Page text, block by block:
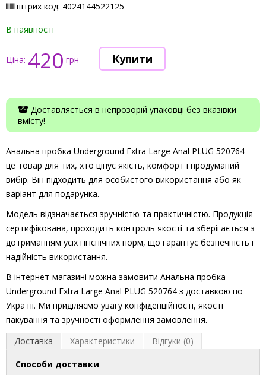
штрих код: 4024144522125
В наявності
Ціна: 420 грн
Доставляється в непрозорій упаковці без вказівки
вмісту!
Анальна пробка Underground Extra Large Anal PLUG 520764 —
це товар для тих, хто цінує якість, комфорт і продуманий
вибір. Він підходить для особистого використання або як
варіант для подарунка.
Модель відзначається зручністю та практичністю. Продукція
сертифікована, проходить контроль якості та зберігається з
дотриманням усіх гігієнічних норм, що гарантує безпечність і
надійність використання.
В інтернет-магазині можна замовити Анальна пробка
Underground Extra Large Anal PLUG 520764 з доставкою по
Україні. Ми приділяємо увагу конфіденційності, якості
пакування та зручності оформлення замовлення.
Доставка
Характеристики Відгуки (0)
Способи доставки